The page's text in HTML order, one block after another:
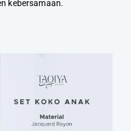
kebersamaan.